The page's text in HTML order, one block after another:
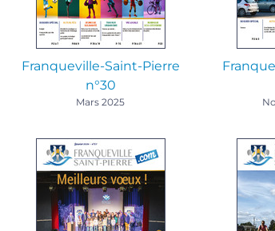
Franqueville-Saint-Pierre
n°30
Mars 2025